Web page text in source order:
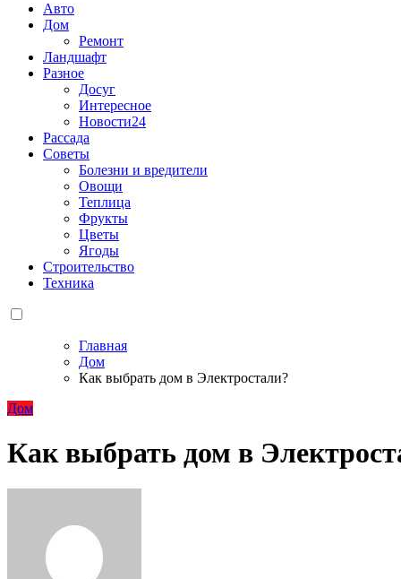
Авто
Дом
Ремонт
Ландшафт
Разное
Досуг
Интересное
Новости24
Рассада
Советы
Болезни и вредители
Овощи
Теплица
Фрукты
Цветы
Ягоды
Строительство
Техника
Главная
Дом
Как выбрать дом в Электростали?
Дом
Как выбрать дом в